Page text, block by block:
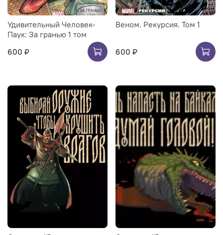
Удивительный Человек-
Паук: За гранью 1 том
600 ₽
Веном. Рекурсия. Том 1
600 ₽